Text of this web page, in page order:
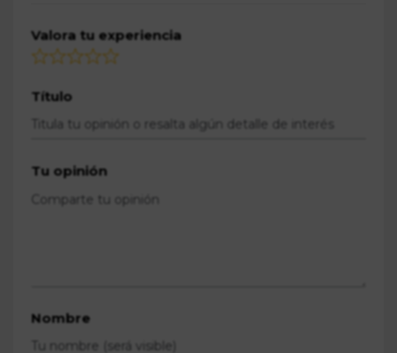
Valora tu experiencia
Título
Tu opinión
Nombre